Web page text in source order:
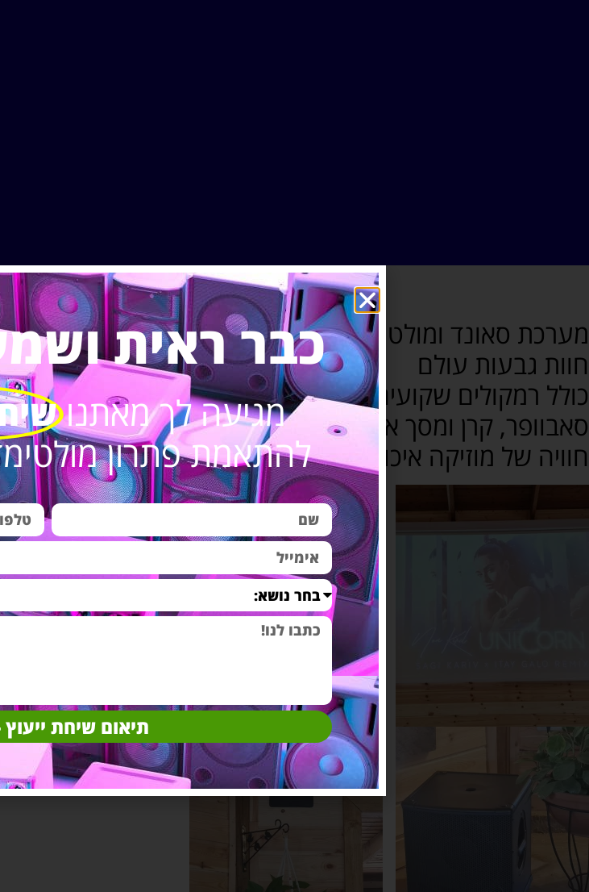
מערכת סאונד ומולטימידה לפאב/בית קפה "המתומן"
חוות גבעות עולם
כולל רמקולים שקועים היקפיים,רמקולים חיצוניים ומולכים,
סאבוופר, קרן ומסך איכותית גבוהה..
חוויה של מוזיקה איכותית וטובה במקום הכי יפה בארץ
5/5 -
(1
כבר ראית
מגיעה לך מאתנו
להתאמת פתרון
תיאום שיחת